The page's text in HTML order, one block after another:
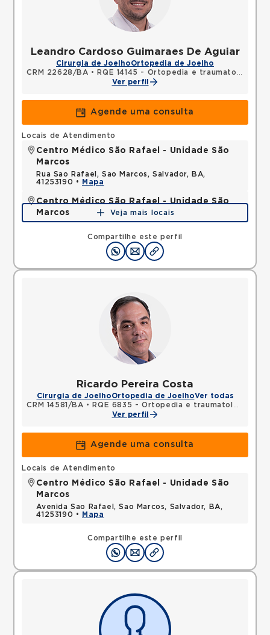
Leandro Cardoso Guimaraes De Aguiar
Cirurgia de JoelhoOrtopedia de Joelho
CRM 22628/BA •
RQE 14145 - Ortopedia e traumatologia
Ver perfil
Agende uma consulta
Compartilhe este perfil
Locais de Atendimento
Centro Médico São Rafael - Unidade São
Marcos
Rua Sao Rafael, Sao Marcos, Salvador, BA,
41253190 •
Mapa
Centro Médico São Rafael - Unidade São
Marcos
Avenida Sao Rafael, Sao Marcos, Salvador, BA,
Mapa
Veja mais locais
Ricardo Pereira Costa
Cirurgia de JoelhoOrtopedia de JoelhoVer todas
CRM 14581/BA •
RQE 6835 - Ortopedia e traumatologia
Ver perfil
Agende uma consulta
Compartilhe este perfil
Locais de Atendimento
Centro Médico São Rafael - Unidade São
Marcos
Avenida Sao Rafael, Sao Marcos, Salvador, BA,
41253190 •
Mapa